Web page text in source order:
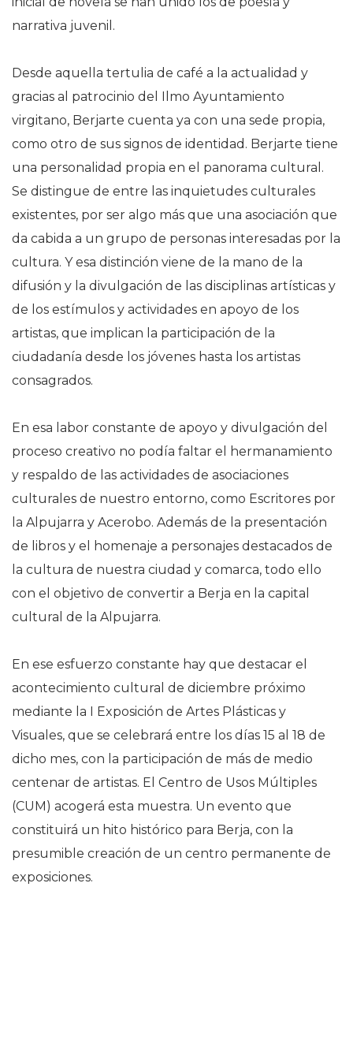
narrativa juvenil.
Desde aquella tertulia de café a la actualidad y
gracias al patrocinio del Ilmo Ayuntamiento
virgitano, Berjarte cuenta ya con una sede propia,
como otro de sus signos de identidad. Berjarte tiene
una personalidad propia en el panorama cultural.
Se distingue de entre las inquietudes culturales
existentes, por ser algo más que una asociación que
da cabida a un grupo de personas interesadas por la
cultura. Y esa distinción viene de la mano de la
difusión y la divulgación de las disciplinas artísticas y
de los estímulos y actividades en apoyo de los
artistas, que implican la participación de la
ciudadanía desde los jóvenes hasta los artistas
consagrados.
En esa labor constante de apoyo y divulgación del
proceso creativo no podía faltar el hermanamiento
y respaldo de las actividades de asociaciones
culturales de nuestro entorno, como Escritores por
la Alpujarra y Acerobo. Además de la presentación
de libros y el homenaje a personajes destacados de
la cultura de nuestra ciudad y comarca, todo ello
con el objetivo de convertir a Berja en la capital
cultural de la Alpujarra.
En ese esfuerzo constante hay que destacar el
acontecimiento cultural de diciembre próximo
mediante la I Exposición de Artes Plásticas y
Visuales, que se celebrará entre los días 15 al 18 de
dicho mes, con la participación de más de medio
centenar de artistas. El Centro de Usos Múltiples
(CUM) acogerá esta muestra. Un evento que
constituirá un hito histórico para Berja, con la
presumible creación de un centro permanente de
exposiciones.